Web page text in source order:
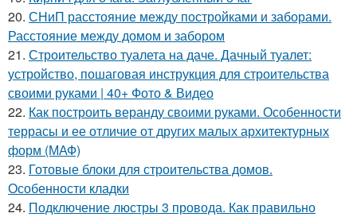
20. СНиП расстояние между постройками и заборами.
Расстояние между домом и забором
21. Строительство туалета на даче. Дачный туалет:
устройство, пошаговая инструкция для строительства
своими руками | 40+ Фото & Видео
22. Как построить веранду своими руками. Особенности
террасы и ее отличие от других малых архитектурных
форм (МАФ)
23. Готовые блоки для строительства домов.
Особенности кладки
24. Подключение люстры 3 провода. Как правильно